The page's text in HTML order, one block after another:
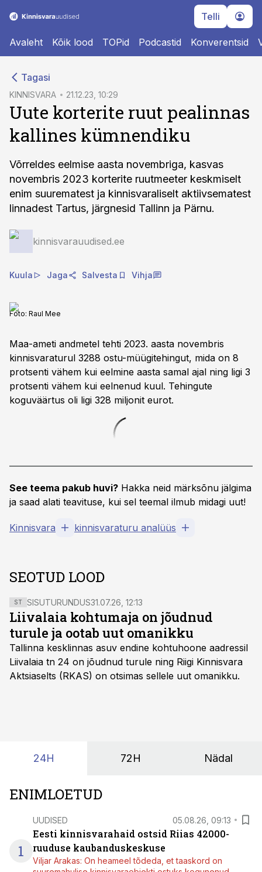
Telli
Avaleht Kõik lood TOPid Podcastid Konverentsid
Tagasi
KINNISVARA 21.12.23, 10:29
Uute korterite ruut pealinnas
kallines kümnendiku
Võrreldes eelmise aasta novembriga, kasvas
novembris 2023 korterite ruutmeeter keskmiselt
enim suurematest ja kinnisvaraliselt aktiivsematest
linnadest Tartus, järgnesid Tallinn ja Pärnu.
kinnisvarauudised.ee
Kuula Jaga Salvesta Vihja
Foto: Raul Mee
Maa-ameti andmetel tehti 2023. aasta novembris
kinnisvaraturul 3288 ostu-müügitehingut, mida on 8
protsenti vähem kui eelmine aasta samal ajal ning ligi 3
protsenti vähem kui eelnenud kuul. Tehingute
koguväärtus oli ligi 328 miljonit eurot.
See teema pakub huvi? Hakka neid märksõnu jälgima
ja saad alati teavituse, kui sel teemal ilmub midagi uut!
Kinnisvara kinnisvaraturu analüüs
SEOTUD LOOD
ST SISUTURUNDUS31.07.26, 12:13
Liivalaia kohtumaja on jõudnud
turule ja ootab uut omanikku
Tallinna kesklinnas asuv endine kohtuhoone aadressil
Liivalaia tn 24 on jõudnud turule ning Riigi Kinnisvara
Aktsiaselts (RKAS) on otsimas sellele uut omanikku.
24H 72H Nädal
ENIMLOETUD
1
UUDISED 05.08.26, 09:13
Eesti kinnisvarahaid ostsid Riias 42000-
ruuduse kaubanduskeskuse
Viljar Arakas: On heameel tõdeda, et taaskord on